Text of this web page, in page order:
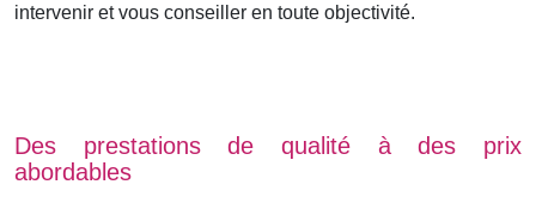
intervenir et vous conseiller en toute objectivité.
Des prestations de qualité à des prix
abordables